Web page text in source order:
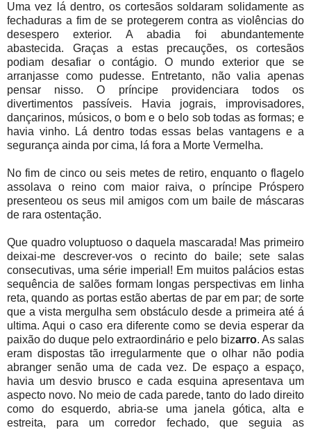
Uma vez lá dentro, os cortesãos soldaram solidamente as
fechaduras a fim de se protegerem contra as violências do
desespero exterior. A abadia foi abundantemente
abastecida. Graças a estas precauções, os cortesãos
podiam desafiar o contágio. O mundo exterior que se
arranjasse como pudesse. Entretanto, não valia apenas
pensar nisso. O príncipe providenciara todos os
divertimentos passíveis. Havia jograis, improvisadores,
dançarinos, músicos, o bom e o belo sob todas as formas; e
havia vinho. Lá dentro todas essas belas vantagens e a
segurança ainda por cima, lá fora a Morte Vermelha.
No fim de cinco ou seis metes de retiro, enquanto o flagelo
assolava o reino com maior raiva, o príncipe Próspero
presenteou os seus mil amigos com um baile de máscaras
de rara ostentação.
Que quadro voluptuoso o daquela mascarada! Mas primeiro
deixai-me descrever-vos o recinto do baile; sete salas
consecutivas, uma série imperial! Em muitos palácios estas
sequência de salões formam longas perspectivas em linha
reta, quando as portas estão abertas de par em par; de sorte
que a vista mergulha sem obstáculo desde a primeira até á
ultima. Aqui o caso era diferente como se devia esperar da
paixão do duque pelo extraordinário e pelo bizarro. As salas
eram dispostas tão irregularmente que o olhar não podia
abranger senão uma de cada vez. De espaço a espaço,
havia um desvio brusco e cada esquina apresentava um
aspecto novo. No meio de cada parede, tanto do lado direito
como do esquerdo, abria-se uma janela gótica, alta e
estreita, para um corredor fechado, que seguia as